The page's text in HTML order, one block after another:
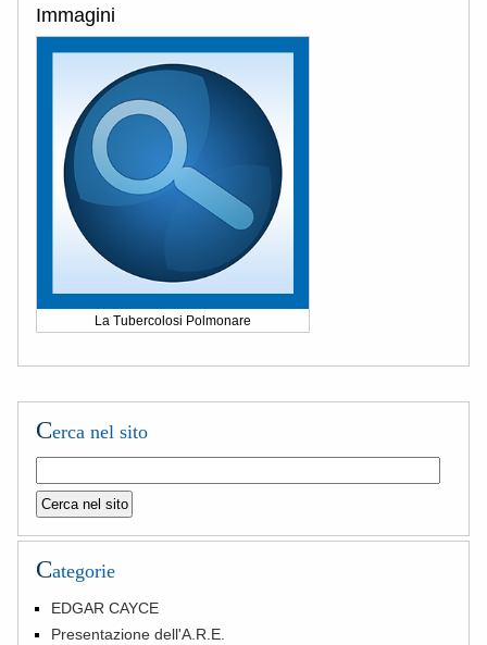
Immagini
La Tubercolosi Polmonare
Cerca nel sito
Categorie
EDGAR CAYCE
Presentazione dell'A.R.E.